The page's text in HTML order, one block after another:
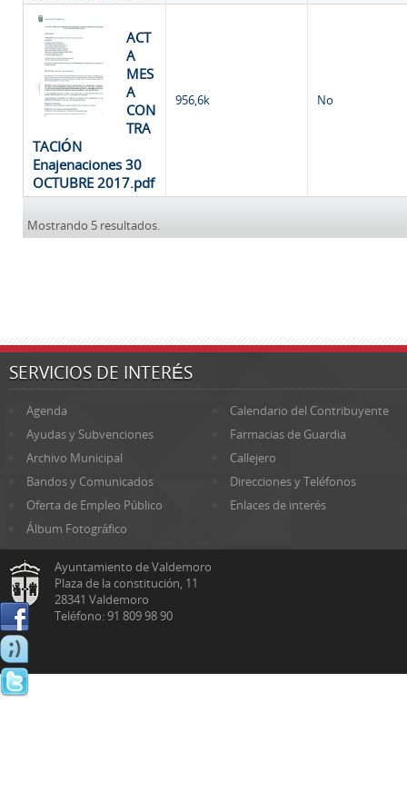
ACT
A
MES
A
CON
TRA
TACIÓN
Enajenaciones 30
OCTUBRE 2017.pdf
956,6k No
Mostrando 5 resultados.
SERVICIOS DE INTERÉS
Agenda
Calendario del Contribuyente
Ayudas y Subvenciones
Farmacias de Guardia
Archivo Municipal
Callejero
Bandos y Comunicados
Direcciones y Teléfonos
Oferta de Empleo Público
Enlaces de interés
Álbum Fotográfico
Ayuntamiento de Valdemoro
Plaza de la constitución, 11
28341 Valdemoro
Teléfono: 91 809 98 90